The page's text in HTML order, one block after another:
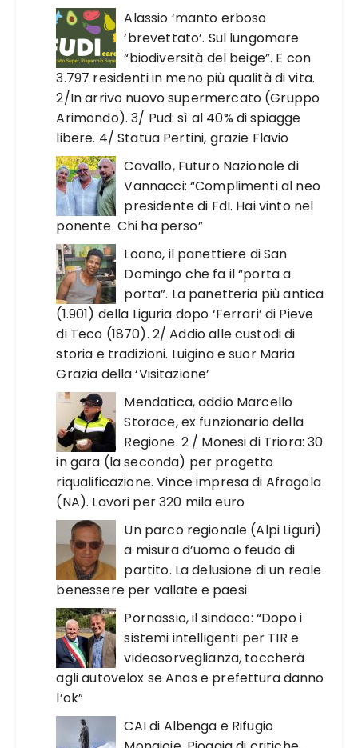
Alassio ‘manto erboso
‘brevettato’. Sul lungomare
“biodiversità del beige”. E con
3.797 residenti in meno più qualità di vita.
2/In arrivo nuovo supermercato (Gruppo
Arimondo). 3/ Pud: sì al 40% di spiagge
libere. 4/ Statua Pertini, grazie Flavio
Cavallo, Futuro Nazionale di
Vannacci: “Complimenti al neo
presidente di FdI. Hai vinto nel
ponente. Chi ha perso”
Loano, il panettiere di San
Domingo che fa il “porta a
porta”. La panetteria più antica
(1.901) della Liguria dopo ‘Ferrari’ di Pieve
di Teco (1870). 2/ Addio alle custodi di
storia e tradizioni. Luigina e suor Maria
Grazia della ‘Visitazione’
Mendatica, addio Marcello
Storace, ex funzionario della
Regione. 2 / Monesi di Triora: 30
in gara (la seconda) per progetto
riqualificazione. Vince impresa di Afragola
(NA). Lavori per 320 mila euro
Un parco regionale (Alpi Liguri)
a misura d’uomo o feudo di
partito. La delusione di un reale
benessere per vallate e paesi
Pornassio, il sindaco: “Dopo i
sistemi intelligenti per TIR e
videosorveglianza, toccherà
agli autovelox se Anas e prefettura danno
l’ok”
CAI di Albenga e Rifugio